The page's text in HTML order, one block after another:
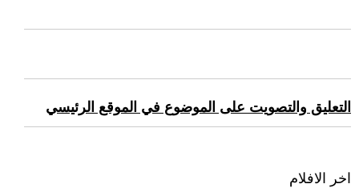
التعليق والتصويت على الموضوع في الموقع الرئيسي
اخر الافلام